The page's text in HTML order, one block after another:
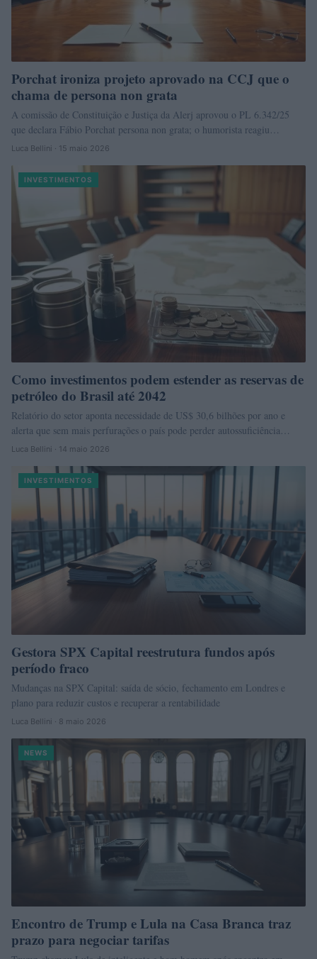
Porchat ironiza projeto aprovado na CCJ que o
chama de persona non grata
A comissão de Constituição e Justiça da Alerj aprovou o PL 6.342/25
que declara Fábio Porchat persona non grata; o humorista reagiu…
Luca Bellini · 15 maio 2026
INVESTIMENTOS
Como investimentos podem estender as reservas de
petróleo do Brasil até 2042
Relatório do setor aponta necessidade de US$ 30,6 bilhões por ano e
alerta que sem mais perfurações o país pode perder autossuficiência…
Luca Bellini · 14 maio 2026
INVESTIMENTOS
Gestora SPX Capital reestrutura fundos após
período fraco
Mudanças na SPX Capital: saída de sócio, fechamento em Londres e
plano para reduzir custos e recuperar a rentabilidade
Luca Bellini · 8 maio 2026
NEWS
Encontro de Trump e Lula na Casa Branca traz
prazo para negociar tarifas